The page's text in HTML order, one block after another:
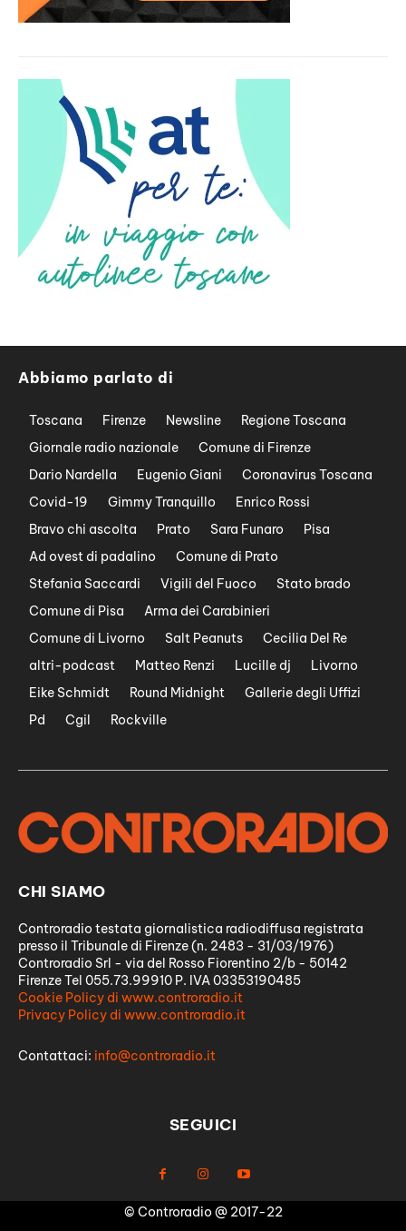
Abbiamo parlato di
Toscana Firenze Newsline
Regione Toscana
Giornale radio nazionale
Comune di Firenze
Dario Nardella
Eugenio Giani
Coronavirus Toscana
Covid-19
Gimmy Tranquillo
Enrico Rossi
Bravo chi ascolta
Prato Sara Funaro
Pisa
Ad ovest di padalino
Comune di Prato
Stefania Saccardi
Vigili del Fuoco
Stato brado
Comune di Pisa
Arma dei Carabinieri
Comune di Livorno
Salt Peanuts
Cecilia Del Re
altri-podcast
Matteo Renzi Lucille dj
Livorno
Eike Schmidt
Round Midnight
Gallerie degli Uffizi
Pd
Cgil Rockville
CHI SIAMO
Controradio testata giornalistica radiodiffusa registrata
presso il Tribunale di Firenze (n. 2483 - 31/03/1976)
Controradio Srl - via del Rosso Fiorentino 2/b - 50142
Firenze Tel 055.73.99910 P. IVA 03353190485
Cookie Policy di www.controradio.it
Privacy Policy di www.controradio.it
Contattaci: info@controradio.it
SEGUICI
© Controradio @ 2017-22